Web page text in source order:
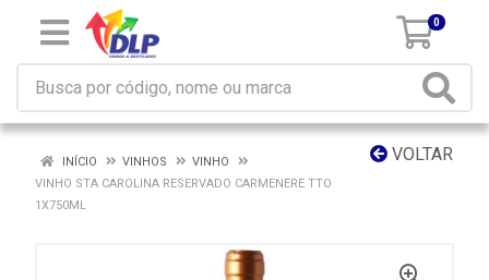
0
VOLTAR
INÍCIO VINHOS
VINHO
VINHO STA CAROLINA RESERVADO CARMENERE TTO
1X750ML